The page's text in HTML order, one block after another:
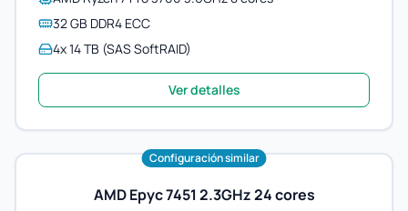
32 GB DDR4 ECC
4x 14 TB (SAS SoftRAID)
Ver detalles
Configuración similar
AMD Epyc 7451 2.3GHz 24 cores